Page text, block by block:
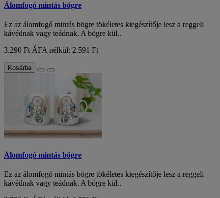
Álomfogó mintás bögre
Ez az álomfogó mintás bögre tökéletes kiegészítője lesz a reggeli
kávédnak vagy teádnak. A bögre kül..
3.290 Ft ÁFA nélkül: 2.591 Ft
Kosárba
Álomfogó mintás bögre
Ez az álomfogó mintás bögre tökéletes kiegészítője lesz a reggeli
kávédnak vagy teádnak. A bögre kül..